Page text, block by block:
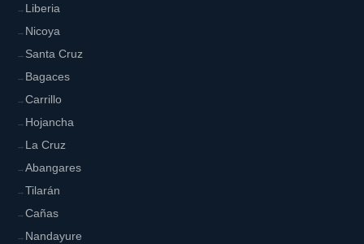
Liberia
Nicoya
Santa Cruz
Bagaces
Carrillo
Hojancha
La Cruz
Abangares
Tilarán
Cañas
Nandayure